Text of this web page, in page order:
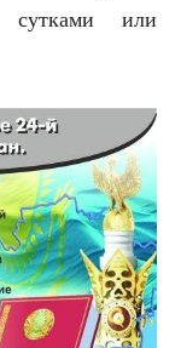
сутками или